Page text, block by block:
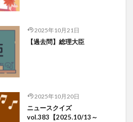
2025年10月21日
【過去問】総理大臣
2025年10月20日
ニュースクイズ
vol.383【2025.10/13～